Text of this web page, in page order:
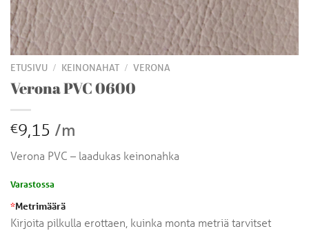
ETUSIVU / KEINONAHAT / VERONA
Verona PVC 0600
€9,15 /m
Verona PVC – laadukas keinonahka
Varastossa
*Metrimäärä
Kirjoita pilkulla erottaen, kuinka monta metriä tarvitset